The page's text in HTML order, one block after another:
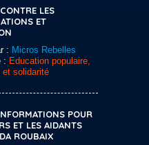
LES
ET
: Micros Rebelles
: Education populaire,
et solidarité
POUR
ET LES AIDANTS
ROUBAIX